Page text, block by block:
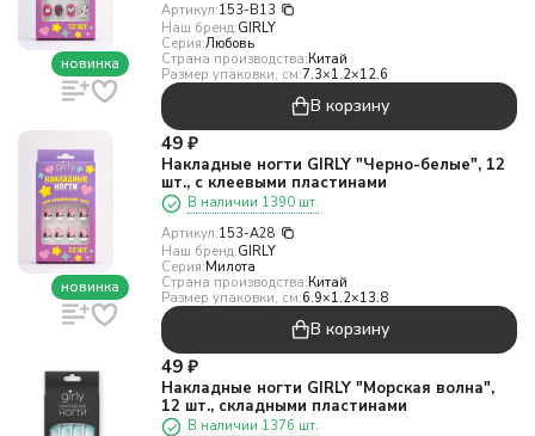
новинка
Артикул:153-B13
Наш бренд:GIRLY
Серия:Любовь
Страна производства:Китай
Размер упаковки, см:7.3×1.2×12.6
В корзину
новинка
49 ₽
Накладные ногти GIRLY "Черно-белые", 12
шт., с клеевыми пластинами
В наличии 1390 шт.
Артикул:153-A28
Наш бренд:GIRLY
Серия:Милота
Страна производства:Китай
Размер упаковки, см:6.9×1.2×13.8
В корзину
49 ₽
Накладные ногти GIRLY "Морская волна",
12 шт., складными пластинами
В наличии 1376 шт.